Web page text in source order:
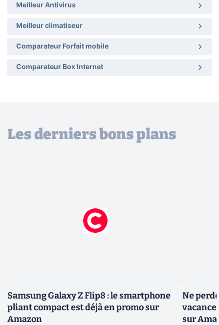
Meilleur Antivirus
Meilleur climatiseur
Comparateur Forfait mobile
Comparateur Box Internet
Les derniers bons plans
Samsung Galaxy Z Flip8 : le smartphone
pliant compact est déjà en promo sur
Amazon
Ne
sur